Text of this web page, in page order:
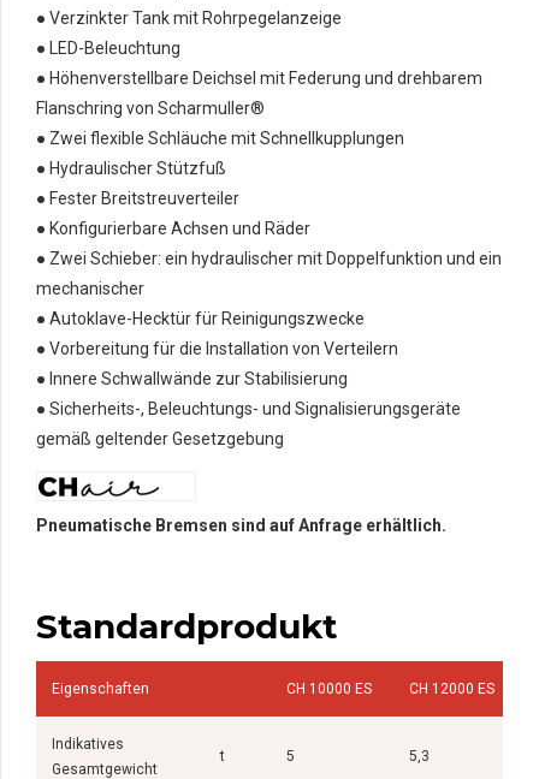
● Verzinkter Tank mit Rohrpegelanzeige
● LED-Beleuchtung
● Höhenverstellbare Deichsel mit Federung und drehbarem
Flanschring von Scharmuller®
● Zwei flexible Schläuche mit Schnellkupplungen
● Hydraulischer Stützfuß
● Fester Breitstreuverteiler
● Konfigurierbare Achsen und Räder
● Zwei Schieber: ein hydraulischer mit Doppelfunktion und ein
mechanischer
● Autoklave-Hecktür für Reinigungszwecke
● Vorbereitung für die Installation von Verteilern
● Innere Schwallwände zur Stabilisierung
● Sicherheits-, Beleuchtungs- und Signalisierungsgeräte
gemäß geltender Gesetzgebung
Pneumatische Bremsen sind auf Anfrage erhältlich.
Standardprodukt
Eigenschaften CH 10000 ES CH 12000 ES
Indikatives
Gesamtgewicht
t 5 5,3